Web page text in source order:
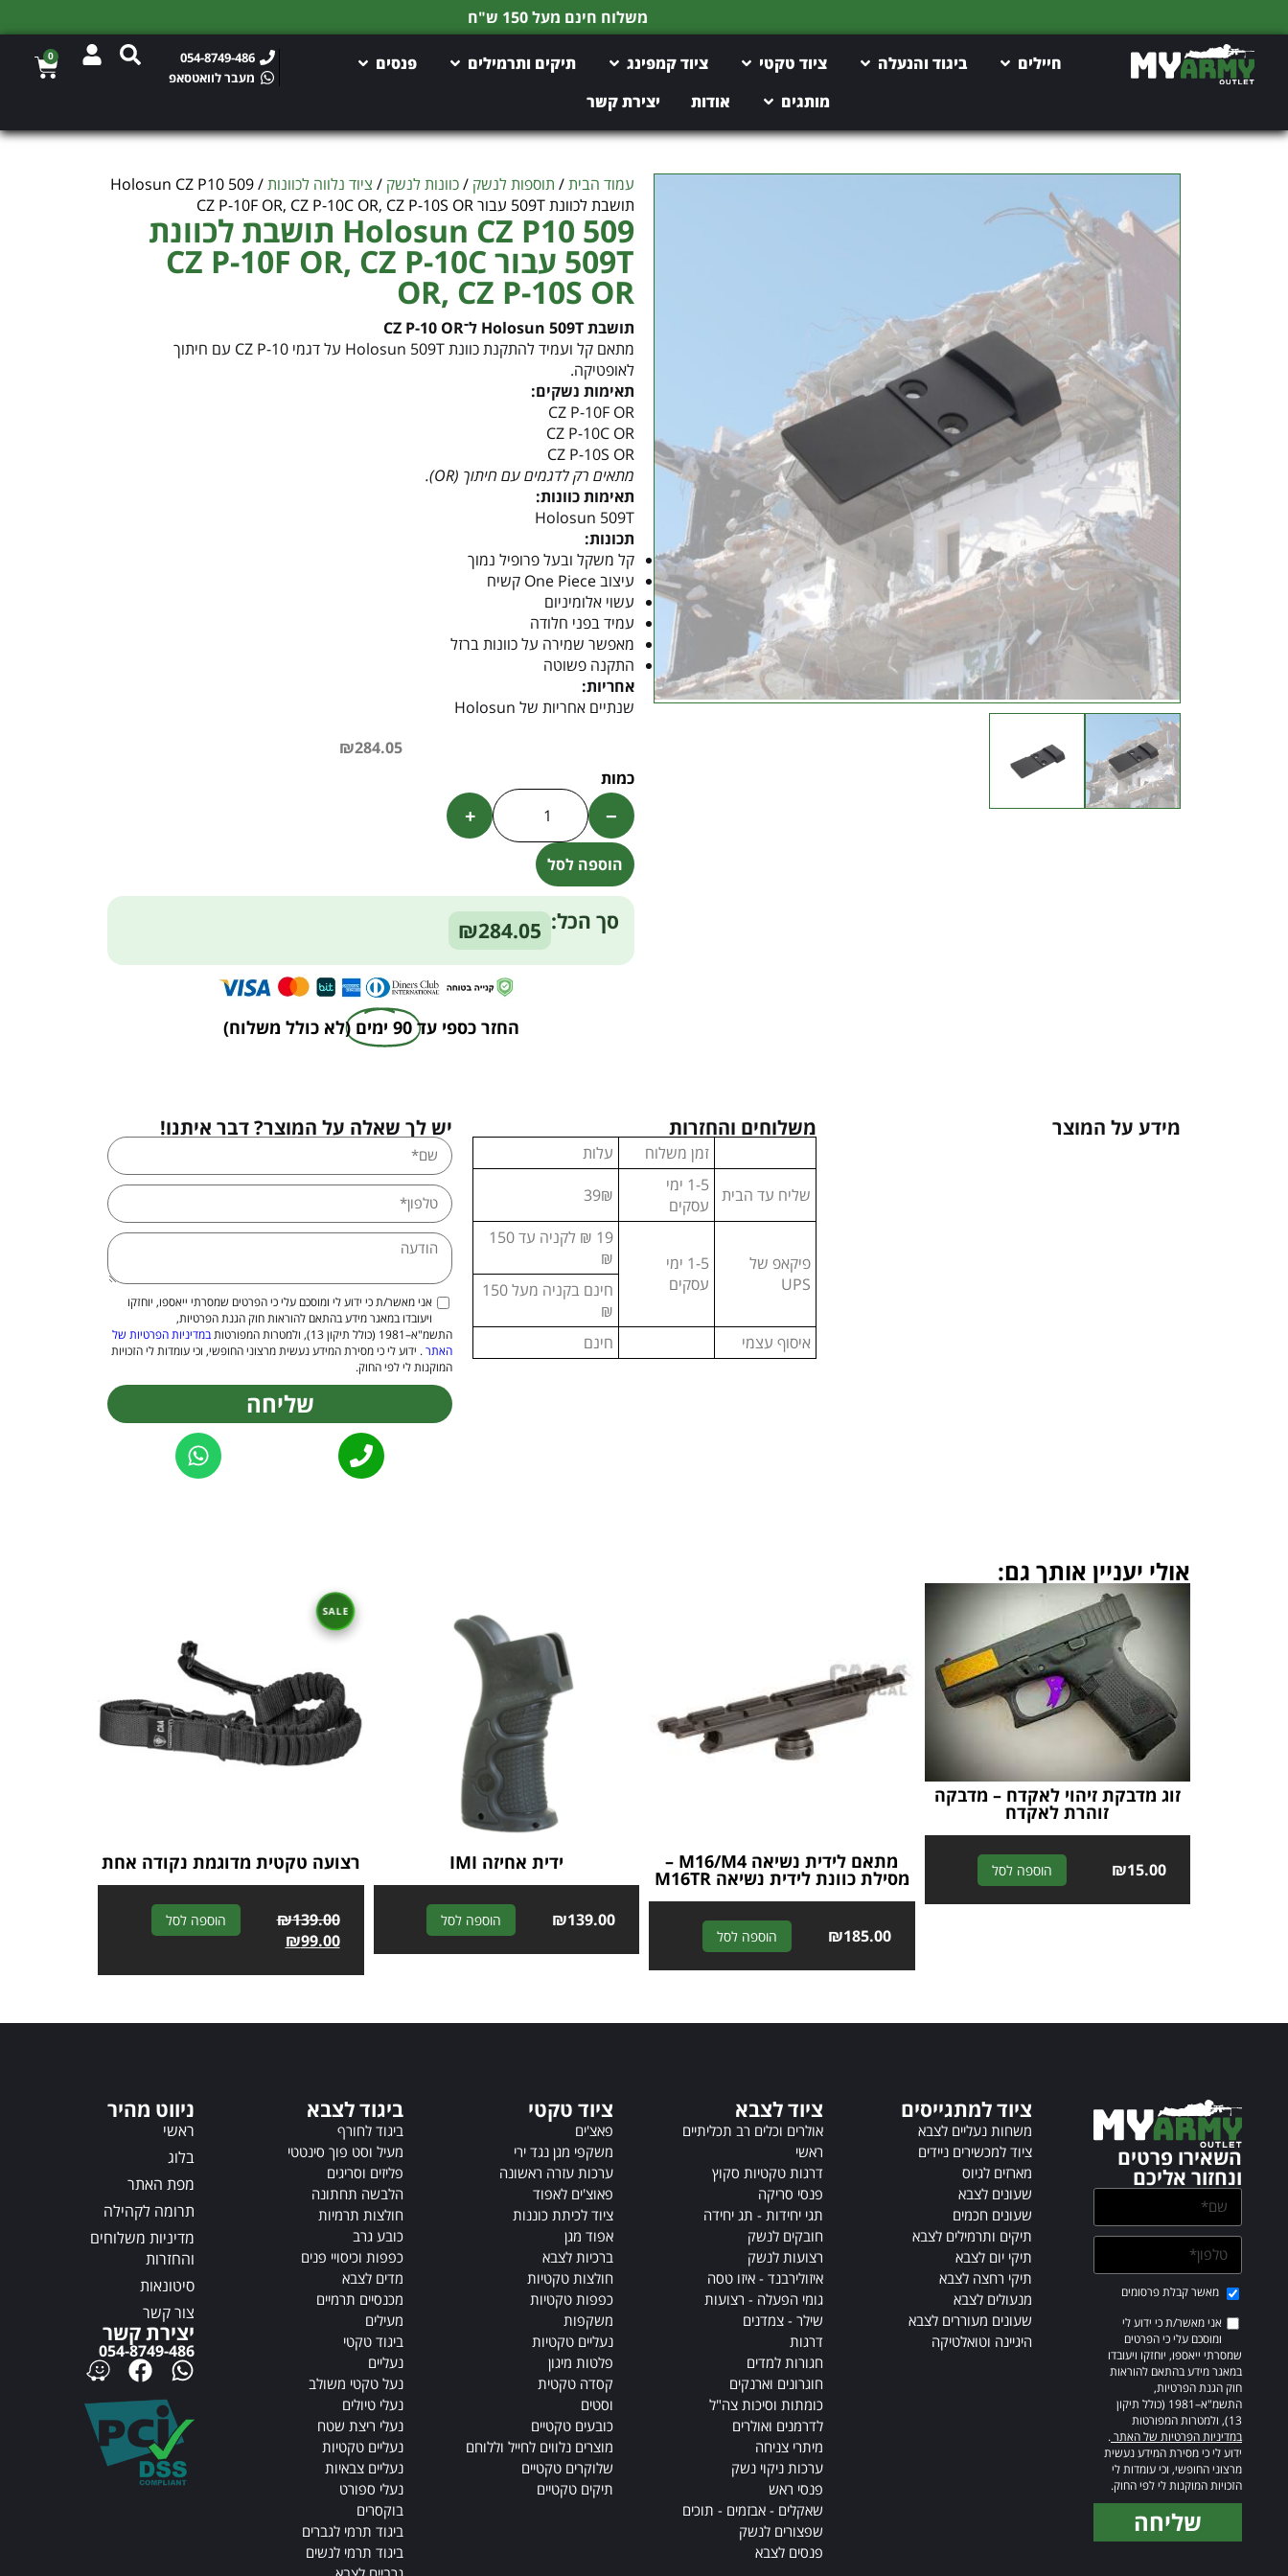
משלוח חינם מעל 150 ש"ח
חיילים ביגוד והנעלה ציוד טקטי ציוד קמפינג תיקים ותרמילים
פנסים
מותגים
אודות יצירת קשר
054-8749-486
מעבר לוואטסאפ
0
עמוד הבית/ תוספות לנשק /כוונות לנשק / ציוד נלווה לכוונות
/ Holosun CZ P10 509
תושבת לכוונת 509T עבור CZ P-10F OR, CZ P-10C OR, CZ P-10S OR
Holosun CZ P10 509 תושבת לכוונת
509T עבור CZ P-10F OR, CZ P-10C
OR, CZ P-10S OR
תושבת Holosun 509T ל־CZ P-10 OR
מתאם קל ועמיד להתקנת כוונת Holosun 509T על דגמי CZ P-10 עם חיתוך
לאופטיקה.
תאימות נשקים:
CZ P-10F OR
CZ P-10C OR
CZ P-10S OR
מתאים רק לדגמים עם חיתוך (OR).
תאימות כוונות:
Holosun 509T
תכונות:
קל משקל ובעל פרופיל נמוך
עיצוב One Piece קשיח
עשוי אלומיניום
עמיד בפני חלודה
מאפשר שמירה על כוונות ברזל
התקנה פשוטה
אחריות:
שנתיים אחריות של Holosun
₪284.05
−
+
הוספה לסל
Alternative:
סך הכל: ₪284.05
החזר כספי עד 90 ימים (לא כולל משלוח)
מידע על המוצר משלוחים והחזרות
זמן משלוח
עלות
שליח עד הבית
1-5 ימי
עסקים
39₪
פיקאפ של
UPS
1-5 ימי
עסקים
19 ₪ לקניה עד 150
₪
חינם בקניה מעל 150
₪
איסוף עצמי
חינם
יש לך שאלה על המוצר? דבר איתנו!
אני מאשר/ת כי ידוע לי ומוסכם עלי כי הפרטים שמסרתי ייאספו, יוחזקו
ויעובדו במאגר מידע בהתאם להוראות חוק הגנת הפרטיות,
התשמ"א–1981 (כולל תיקון 13), ולמטרות המפורטות
במדיניות הפרטיות של
האתר. ידוע לי כי מסירת המידע נעשית מרצוני החופשי, וכי עומדות לי הזכויות
המוקנות לי לפי החוק.
שליחה
Alternative:
אולי יעניין אותך גם:
זוג מדבקת זיהוי לאקדח – מדבקה
זוהרת לאקדח
₪15.00 הוספה לסל
:
מתאם לידית נשיאה M16/M4 –
מסילת כוונת לידית נשיאה M16TR
₪185.00 הוספה לסל
r
v
ידית אחיזה IMI
₪139.00 הוספה לסל
n
רצועה טקטית מדוגמת נקודה אחת
₪139.00
₪99.00
הוספה לסל
n
v
השאירו פרטים
ונחזור אליכם
מאשר קבלת פרסומים
אני מאשר/ת כי ידוע לי
ומוסכם עלי כי הפרטים
שמסרתי ייאספו, יוחזקו ויעובדו
במאגר מידע בהתאם להוראות
חוק הגנת הפרטיות,
התשמ"א–1981 (כולל תיקון
13), ולמטרות המפורטות
במדיניות הפרטיות של האתר.
ידוע לי כי מסירת המידע נעשית
מרצוני החופשי, וכי עומדות לי
הזכויות המוקנות לי לפי החוק.
שליחה
ציוד למתגייסים
משחות נעליים לצבא
ציוד למכשירים ניידים
מארזים לגיוס
שעונים לצבא
שעונים חכמים
תיקים ותרמילים לצבא
תיקי יום לצבא
תיקי רחצה לצבא
מנעולים לצבא
שעונים מעוררים לצבא
היגיינה וטואלטיקה
ציוד לצבא
אולרים וכלים רב תכליתיים
ראשי
דרגות טקטיות סקוץ
פנסי סריקה
תגי יחידות - תג יחידה
חובקים לנשק
רצועות לנשק
איזולירבנד - איזו טסה
גומי הפעלה - רצועות
שילר - צמדנים
דרגות
חגורות למדים
חוגרונים וארנקים
כומתות וסיכות צה"ל
לדרמנים ואולרים
מיתרי צניחה
ערכות ניקוי נשק
פנסי ראש
שאקלים - אבזמים - תוכים
שפצורים לנשק
פנסים לצבא
ציוד טקטי
פאצ'ים
משקפי מגן נגד ירי
ערכות עזרה ראשונה
פאוצ'ים לאפוד
ציוד לכיתת כוננות
אפוד מגן
ברכיות לצבא
חולצות טקטיות
כפפות טקטיות
משקפות
נעליים טקטיות
פלטות מיגון
קסדה טקטית
וסטים
כובעים טקטיים
מוצרים נלווים לחייל וללוחם
שלוקרים טקטיים
תיקים טקטיים
ביגוד לצבא
ביגוד לחורף
מעיל וסט פוך סינטטי
פליזים וסריגים
הלבשה תחתונה
חולצות תרמיות
כובע גרב
כפפות וכיסויי פנים
מדים לצבא
מכנסיים תרמיים
מעילים
ביגוד טקטי
נעליים
נעל טקטי משולב
נעלי טיולים
נעלי ריצת שטח
נעליים טקטיות
נעליים צבאיות
נעלי ספורט
בוקסרים
ביגוד תרמי לגברים
ביגוד תרמי לנשים
ניווט מהיר
ראשי
בלוג
מפת האתר
תרומה לקהילה
מדיניות משלוחים
והחזרות
סיטונאות
צור קשר
יצירת קשר
054-8749-486